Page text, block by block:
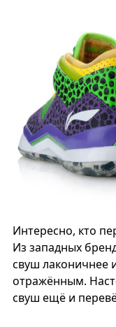
Интересно, кто
Из западных
свуш лаконичнее
отражённым.
свуш ещё и